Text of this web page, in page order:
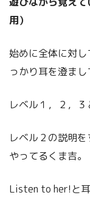
用）
始めに全体に対
っかり耳を澄まし
レベル１，２，
レベル２の説明
やってるくま吉。
Listen to her!と耳